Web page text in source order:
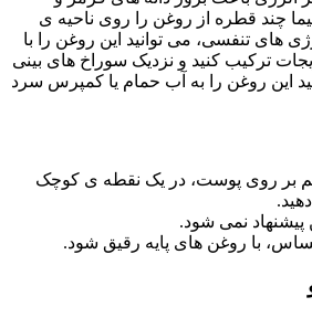
چند قطره از روغن را روی ناحیه ی
های تنفسی، می توانید این روغن را با
ترکیب کنید و نزدیک سوراخ های بینی
این روغن را به آب حمام یا کمپرس سرد
بر روی پوست، در یک نقطه ی کوچک
پیشنهاد نمی شود.
با روغن های پایه رقیق شود.